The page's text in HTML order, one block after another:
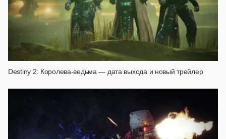
Destiny 2: Королева-ведьма — дата выхода и новый трейлер